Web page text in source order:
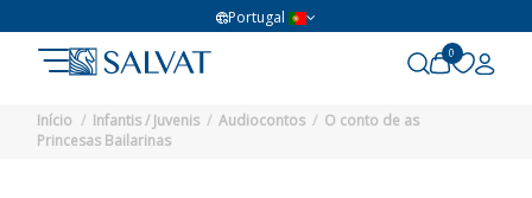
Portugal
0
Início Infantis / Juvenis Audiocontos
O conto de as
Princesas Bailarinas